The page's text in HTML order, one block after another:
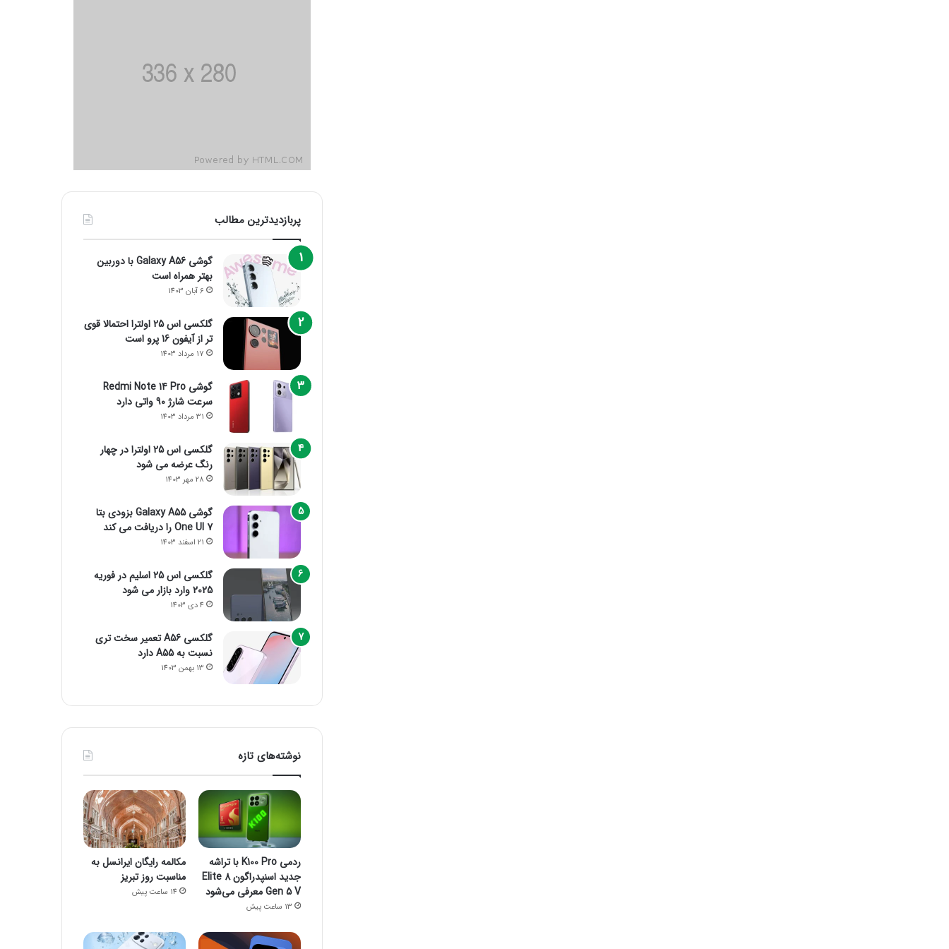
پربازدیدترین مطالب
گوشی Galaxy A56 با دوربین
بهتر همراه است
6 آبان 1403
گلکسی اس 25 اولترا احتمالا قوی
تر از آیفون 16 پرو است
17 مرداد 1403
گوشی Redmi Note 14 Pro
سرعت شارژ 90 واتی دارد
31 مرداد 1403
گلکسی اس 25 اولترا در چهار
رنگ عرضه می شود
28 مهر 1403
گوشی Galaxy A55 بزودی بتا
One UI 7 را دریافت می کند
21 اسفند 1403
گلکسی اس 25 اسلیم در فوریه
2025 وارد بازار می شود
4 دی 1403
گلکسی A56 تعمیر سخت تری
نسبت به A55 دارد
13 بهمن 1403
نوشته‌های تازه
ردمی K100 Pro با تراشه
جدید اسنپدراگون 8 Elite
Gen 5 V معرفی می‌شود
13 ساعت پیش
مکالمه رایگان ایرانسل به
مناسبت روز تبریز
14 ساعت پیش